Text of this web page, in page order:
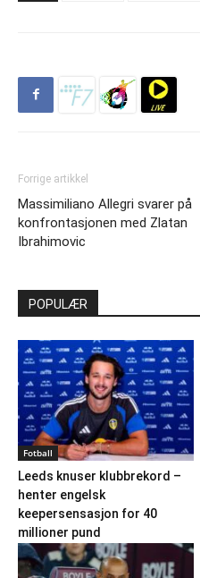
Forrige artikkel
Massimiliano Allegri svarer på
konfrontasjonen med Zlatan
Ibrahimovic
POPULÆR
Fotball
Leeds knuser klubbrekord –
henter engelsk
keepersensasjon for 40
millioner pund